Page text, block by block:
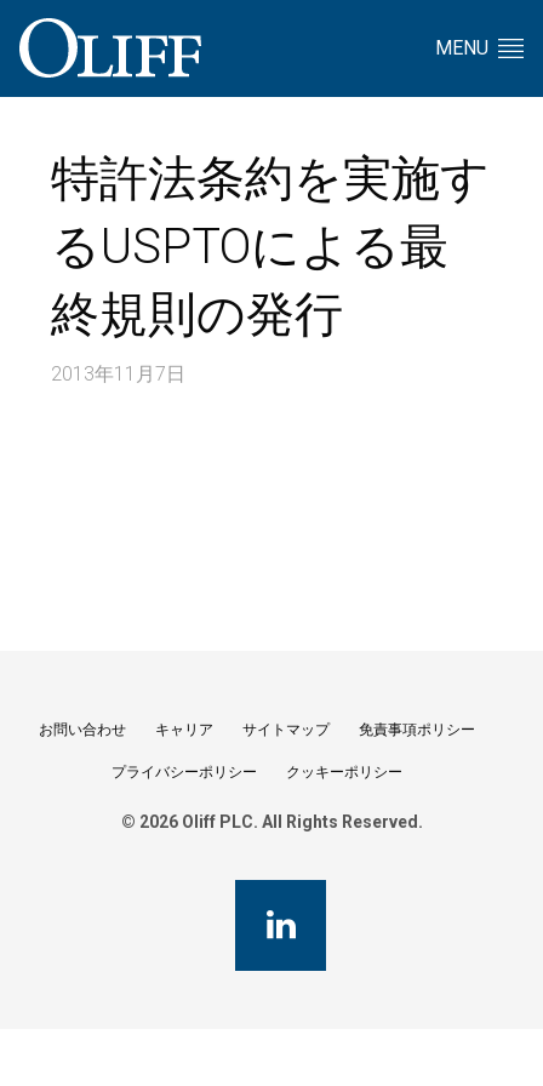
MENU
特許法条約を実施す
るUSPTOによる最
終規則の発行
2013年11月7日
お問い合わせ キャリア サイトマップ 免責事項ポリシー
プライバシーポリシー クッキーポリシー
© 2026 Oliff PLC. All Rights Reserved.